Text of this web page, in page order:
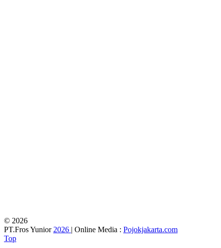
© 2026
PT.Fros Yunior 2026 | Online Media : Pojokjakarta.com
Top